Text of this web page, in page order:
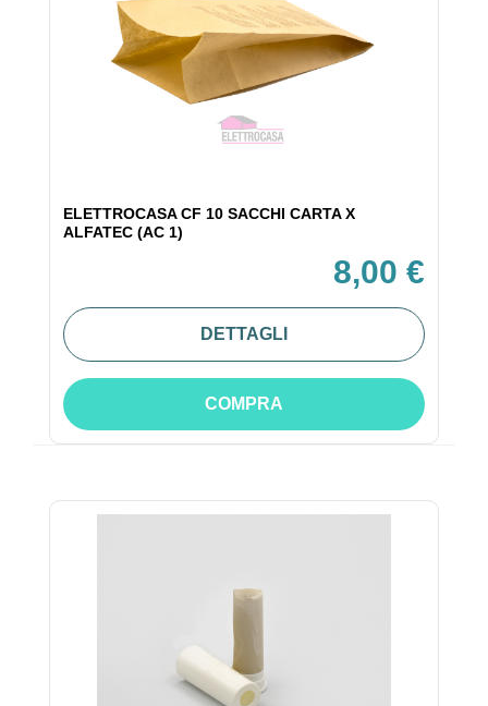
ELETTROCASA CF 10 SACCHI CARTA X
ALFATEC (AC 1)
8,00 €
DETTAGLI
COMPRA